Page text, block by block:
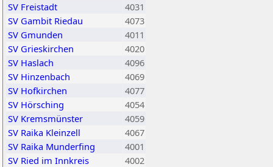
SV Freistadt
4031
SV Gambit Riedau
4073
SV Gmunden
4011
SV Grieskirchen
4020
SV Haslach
4096
SV Hinzenbach
4069
SV Hofkirchen
4077
SV Hörsching
4054
SV Kremsmünster
4059
SV Raika Kleinzell
4067
SV Raika Munderfing
4001
SV Ried im Innkreis
4002